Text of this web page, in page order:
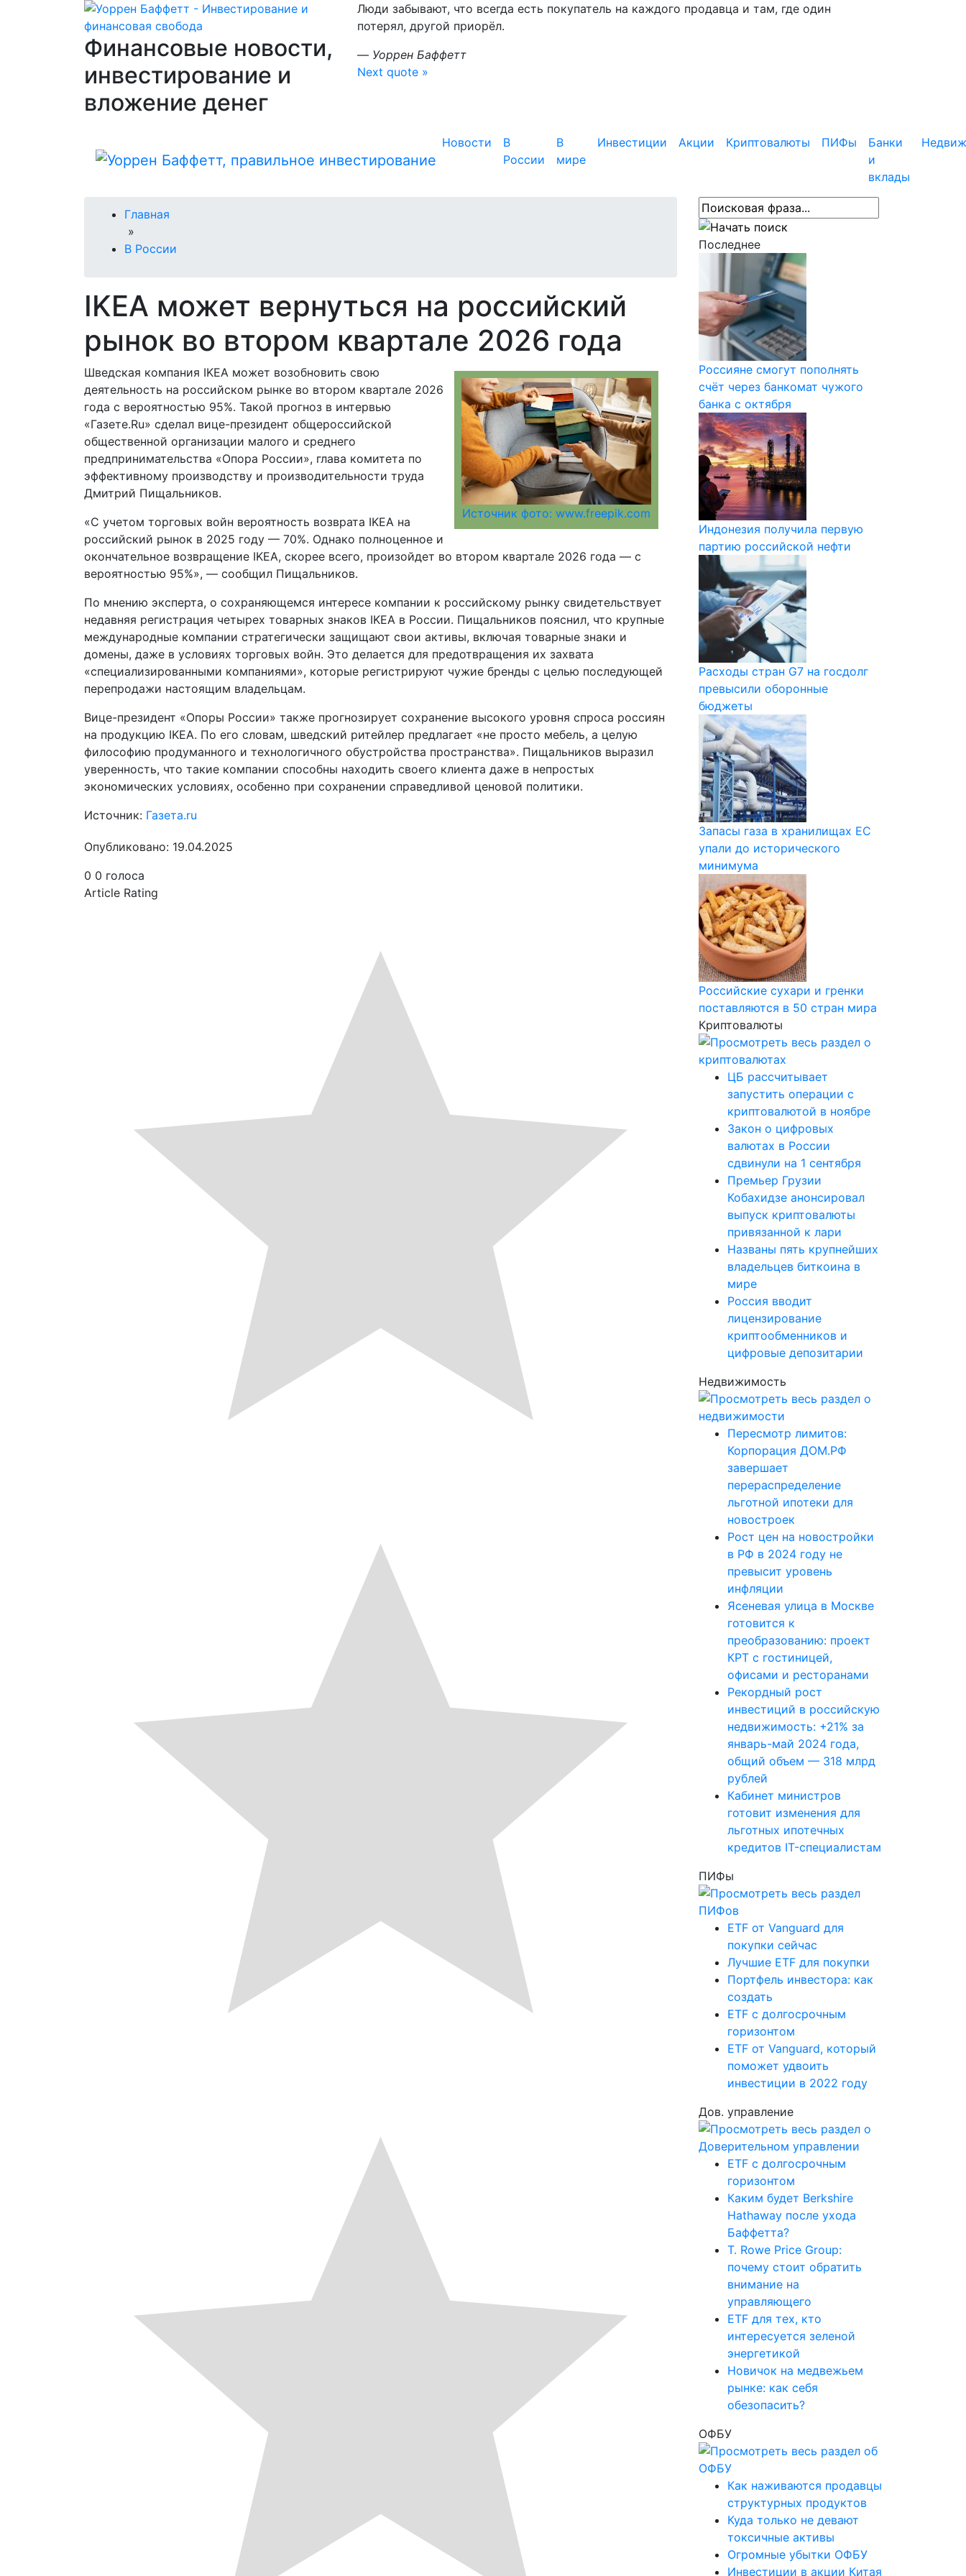
Финансовые новости,
инвестирование и
вложение денег
Люди забывают, что всегда есть покупатель на каждого продавца и там, где один
потерял, другой приорёл.
— Уоррен Баффетт
Next quote »
Новости
В
России
В
мире
Инвестиции Акции Криптовалюты ПИФы
Банки
и
вклады
Главная
»
В России
IKEA может вернуться на российский
рынок во втором квартале 2026 года
Источник фото: www.freepik.com
Шведская компания IKEA может возобновить свою
деятельность на российском рынке во втором квартале 2026
года с вероятностью 95%. Такой прогноз в интервью
«Газете.Ru» сделал вице-президент общероссийской
общественной организации малого и среднего
предпринимательства «Опора России», глава комитета по
эффективному производству и производительности труда
Дмитрий Пищальников.
«С учетом торговых войн вероятность возврата IKEA на
российский рынок в 2025 году — 70%. Однако полноценное и
окончательное возвращение IKEA, скорее всего, произойдет во втором квартале 2026 года — с
вероятностью 95%», — сообщил Пищальников.
По мнению эксперта, о сохраняющемся интересе компании к российскому рынку свидетельствует
недавняя регистрация четырех товарных знаков IKEA в России. Пищальников пояснил, что крупные
международные компании стратегически защищают свои активы, включая товарные знаки и
домены, даже в условиях торговых войн. Это делается для предотвращения их захвата
«специализированными компаниями», которые регистрируют чужие бренды с целью последующей
перепродажи настоящим владельцам.
Вице-президент «Опоры России» также прогнозирует сохранение высокого уровня спроса россиян
на продукцию IKEA. По его словам, шведский ритейлер предлагает «не просто мебель, а целую
философию продуманного и технологичного обустройства пространства». Пищальников выразил
уверенность, что такие компании способны находить своего клиента даже в непростых
экономических условиях, особенно при сохранении справедливой ценовой политики.
Источник: Газета.ru
Опубликовано: 19.04.2025
0 0 голоса
Article Rating
Последнее
Россияне смогут пополнять
счёт через банкомат чужого
банка с октября
Индонезия получила первую
партию российской нефти
Расходы стран G7 на госдолг
превысили оборонные
бюджеты
Запасы газа в хранилищах ЕС
упали до исторического
минимума
Российские сухари и гренки
поставляются в 50 стран мира
Криптовалюты
ЦБ рассчитывает
запустить операции с
криптовалютой в ноябре
Закон о цифровых
валютах в России
сдвинули на 1 сентября
Премьер Грузии
Кобахидзе анонсировал
выпуск криптовалюты
привязанной к лари
Названы пять крупнейших
владельцев биткоина в
мире
Россия вводит
лицензирование
криптообменников и
цифровые депозитарии
Недвижимость
Пересмотр лимитов:
Корпорация ДОМ.РФ
завершает
перераспределение
льготной ипотеки для
новостроек
Рост цен на новостройки
в РФ в 2024 году не
превысит уровень
инфляции
Ясеневая улица в Москве
готовится к
преобразованию: проект
КРТ с гостиницей,
офисами и ресторанами
Рекордный рост
инвестиций в российскую
недвижимость: +21% за
январь-май 2024 года,
общий объем — 318 млрд
рублей
Кабинет министров
готовит изменения для
льготных ипотечных
кредитов IT-специалистам
ПИФы
ETF от Vanguard для
покупки сейчас
Лучшие ETF для покупки
Портфель инвестора: как
создать
ETF с долгосрочным
горизонтом
ETF от Vanguard, который
поможет удвоить
инвестиции в 2022 году
Дов. управление
ETF с долгосрочным
горизонтом
Каким будет Berkshire
Hathaway после ухода
Баффетта?
T. Rowe Price Group:
почему стоит обратить
внимание на
управляющего
ETF для тех, кто
интересуется зеленой
энергетикой
Новичок на медвежьем
рынке: как себя
обезопасить?
ОФБУ
Как наживаются продавцы
структурных продуктов
Куда только не девают
токсичные активы
Огромные убытки ОФБУ
Инвестиции в акции Китая